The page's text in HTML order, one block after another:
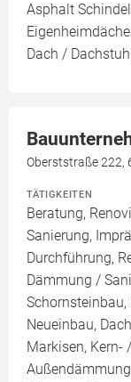
Asphalt
Dach /
Oberststraße 222,
TÄTIGKEITEN
Beratung,
Sanierung,
Durchführung,
Dämmung /
Schornsteinbau,
Neueinbau,
Markisen, Kern-